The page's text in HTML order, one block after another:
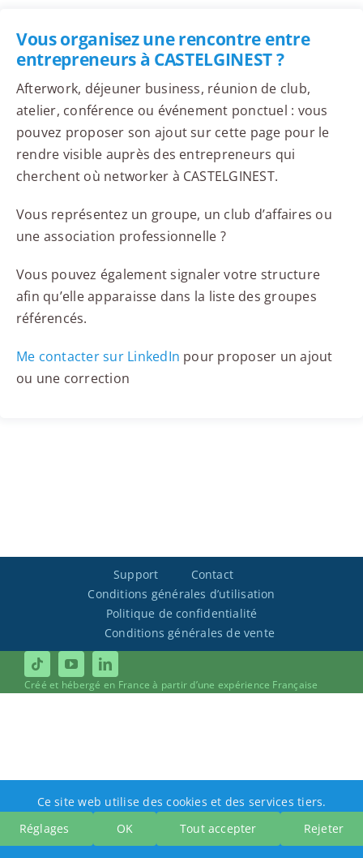
Vous organisez une rencontre entre
entrepreneurs à CASTELGINEST ?
Afterwork, déjeuner business, réunion de club,
atelier, conférence ou événement ponctuel : vous
pouvez proposer son ajout sur cette page pour le
rendre visible auprès des entrepreneurs qui
cherchent où networker à CASTELGINEST.
Vous représentez un groupe, un club d’affaires ou
une association professionnelle ?
Vous pouvez également signaler votre structure
afin qu’elle apparaisse dans la liste des groupes
référencés.
Me contacter sur LinkedIn pour proposer un ajout
ou une correction
Support
Contact
Conditions générales d’utilisation
Politique de confidentialité
Conditions générales de vente
Créé et hébergé en France à partir d’une expérience Française
Ce site web utilise des cookies et des services tiers.
Réglages
OK Tout accepter Rejeter